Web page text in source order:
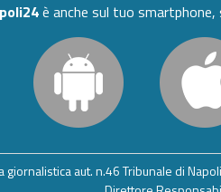
è anche sul tuo smartphone,
giornalistica aut. n.46 Tribunale di